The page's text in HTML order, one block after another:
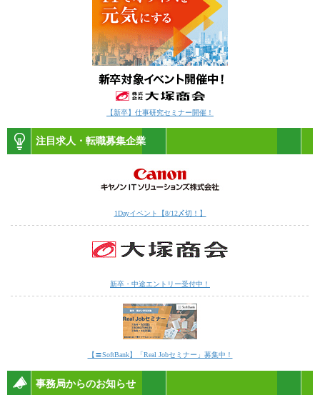
【新卒】仕事研究セミナー開催！
注目求人・転職募集企業
1Dayイベント【8/12〆切！】
新卒・中途エントリー受付中！
【〓SoftBank】「Real Jobセミナー」募集中！
事務局からのお知らせ